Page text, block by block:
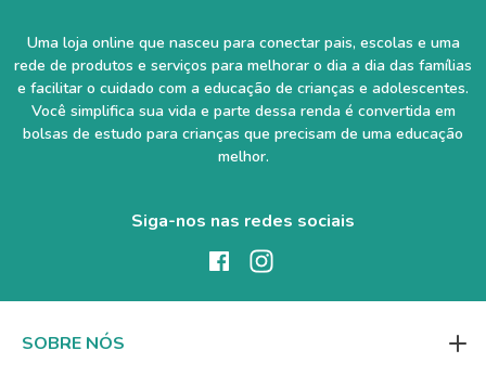
Uma loja online que nasceu para conectar pais, escolas e uma
rede de produtos e serviços para melhorar o dia a dia das famílias
e facilitar o cuidado com a educação de crianças e adolescentes.
Você simplifica sua vida e parte dessa renda é convertida em
bolsas de estudo para crianças que precisam de uma educação
melhor.
Siga-nos nas redes sociais
SOBRE NÓS